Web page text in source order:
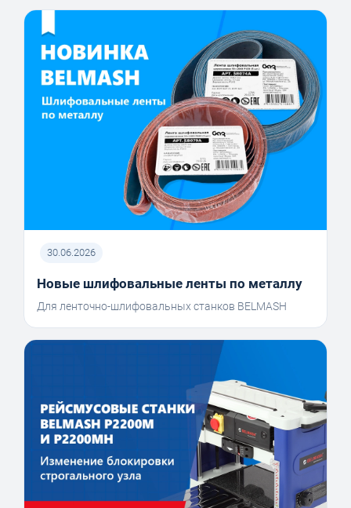
30.06.2026
Новые шлифовальные ленты по металлу
Для ленточно-шлифовальных станков BELMASH